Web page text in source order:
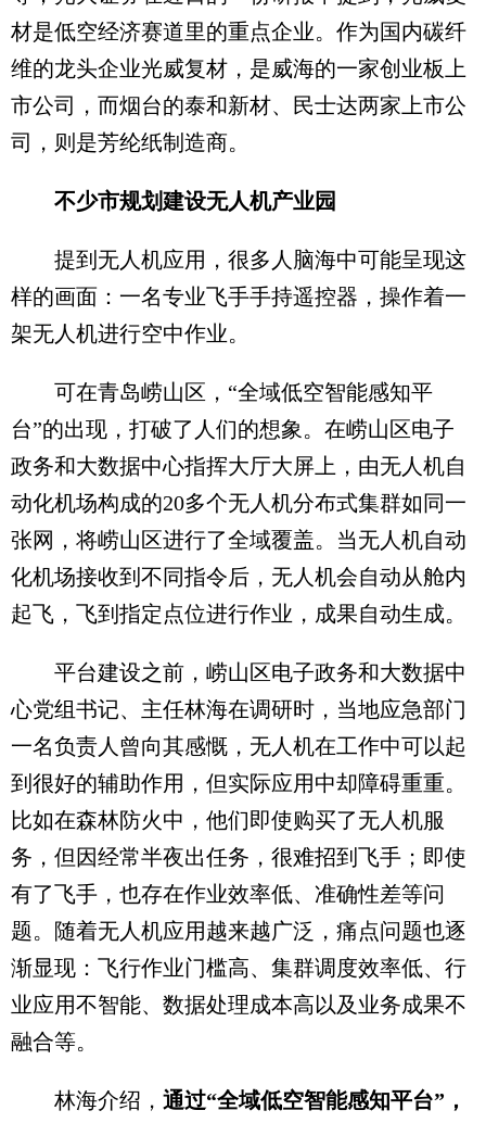
材是低空经济赛道里的重点企业。作为国内碳纤
维的龙头企业光威复材，是威海的一家创业板上
市公司，而烟台的泰和新材、民士达两家上市公
司，则是芳纶纸制造商。
不少市规划建设无人机产业园
提到无人机应用，很多人脑海中可能呈现这
样的画面：一名专业飞手手持遥控器，操作着一
架无人机进行空中作业。
可在青岛崂山区，“全域低空智能感知平
台”的出现，打破了人们的想象。在崂山区电子
政务和大数据中心指挥大厅大屏上，由无人机自
动化机场构成的20多个无人机分布式集群如同一
张网，将崂山区进行了全域覆盖。当无人机自动
化机场接收到不同指令后，无人机会自动从舱内
起飞，飞到指定点位进行作业，成果自动生成。
平台建设之前，崂山区电子政务和大数据中
心党组书记、主任林海在调研时，当地应急部门
一名负责人曾向其感慨，无人机在工作中可以起
到很好的辅助作用，但实际应用中却障碍重重。
比如在森林防火中，他们即使购买了无人机服
务，但因经常半夜出任务，很难招到飞手；即使
有了飞手，也存在作业效率低、准确性差等问
题。随着无人机应用越来越广泛，痛点问题也逐
渐显现：飞行作业门槛高、集群调度效率低、行
业应用不智能、数据处理成本高以及业务成果不
融合等。
林海介绍， 通过“全域低空智能感知平台”，